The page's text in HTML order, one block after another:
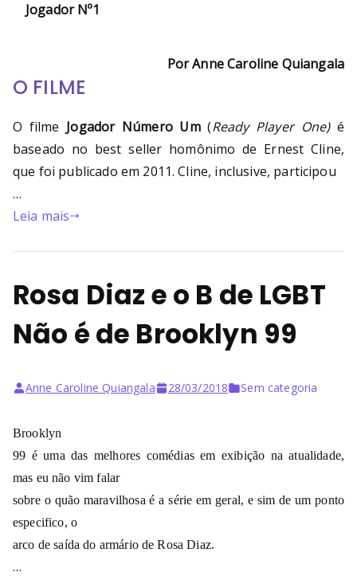
Jogador Nº1
Por Anne Caroline Quiangala
O FILME
O filme Jogador Número Um(Ready Player One) é
baseado no best seller homônimo de Ernest Cline,
que foi publicado em 2011. Cline, inclusive, participou
…
Leia mais
Rosa Diaz e o B de LGBT
Não é de Brooklyn 99
Anne Caroline Quiangala 28/03/2018 Sem categoria
Brooklyn
99 é uma das melhores comédias em exibição na atualidade,
mas eu não vim falar
sobre o quão maravilhosa é a série em geral, e sim de um ponto
especifico, o
arco de saída do armário de Rosa Diaz.
…